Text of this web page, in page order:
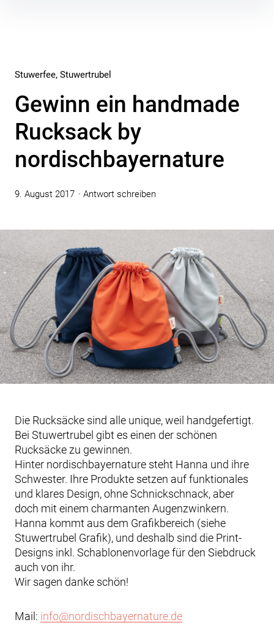
Stuwerfee Stuwertrubel
Gewinn ein handmade
Rucksack by
nordischbayernature
9. August 2017 Antwort schreiben
Die Rucksäcke sind alle unique, weil handgefertigt.
Bei Stuwertrubel gibt es einen der schönen
Rucksäcke zu gewinnen.
Hinter nordischbayernature steht Hanna und ihre
Schwester. Ihre Produkte setzen auf funktionales
und klares Design, ohne Schnickschnack, aber
doch mit einem charmanten Augenzwinkern.
Hanna kommt aus dem Grafikbereich (siehe
Stuwertrubel Grafik), und deshalb sind die Print-
Designs inkl. Schablonenvorlage für den Siebdruck
auch von ihr.
Wir sagen danke schön!
Mail: info@nordischbayernature.de